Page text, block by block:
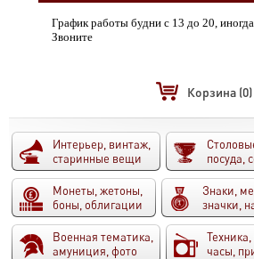
График работы будни с 13 до 20, иногда
Звоните
Корзина (0)
Интерьер, винтаж,
старинные вещи
посуда,
Монеты, жетоны,
боны, облигации
Знаки,
значки,
Военная тематика,
амуниция, фото
Техника,
часы,